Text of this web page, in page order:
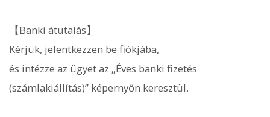
【Banki átutalás】
Kérjük, jelentkezzen be fiókjába,
és intézze az ügyet az „Éves banki fizetés
(számlakiállítás)” képernyőn keresztül.